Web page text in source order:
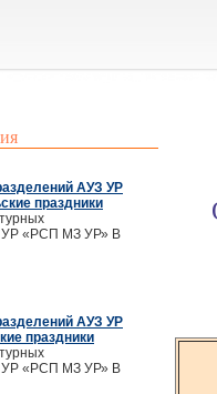
АУЗ УР
праздники
УР «РСП МЗ УР» В
АУЗ УР
праздники
УР «РСП МЗ УР» В